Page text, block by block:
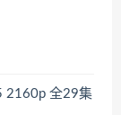
2160p 全29集